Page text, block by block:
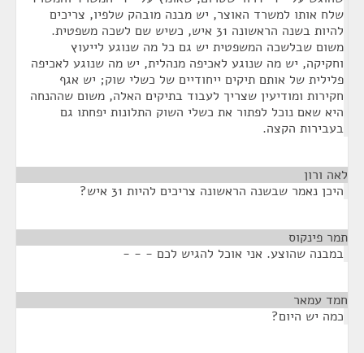
שלח אותו למשרד האוצר, יש מבנה מובהק שלפיו, צריכים
להיות בשנה הראשונה 31 איש, כשיש שם לשכה משפטית.
משום שבלשכה המשפטית יש גם כל מה שנוגע לייעוץ
וחקיקה, יש מה שנוגע לאכיפה מנהלית, יש מה שנוגע לאכיפה
פלילית של אותם תיקים ייחודיים של כשלי שוק; יש אגף
חקירות ומודיעין שצריך לעבוד בתיקים האלה, משום שההנחה
היא שאם נוכל לפתור את כשלי השוק התלונות יפחתו גם
בעבירות הקצה.
לאה ורון
היכן נאמר שבשנה הראשונה צריכים להיות 31 איש?
תמר פינקוס
במבנה שהוצע. אני אוכל להגיש לכם - - -
חמד עמאר
כמה יש היום?